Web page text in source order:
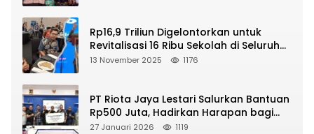
Rp16,9 Triliun Digelontorkan untuk
Revitalisasi 16 Ribu Sekolah di Seluruh
Indonesia
13 November 2025 1176
PT Riota Jaya Lestari Salurkan Bantuan
Rp500 Juta, Hadirkan Harapan bagi
Korban Bencana di Sumatera
27 Januari 2026 1119